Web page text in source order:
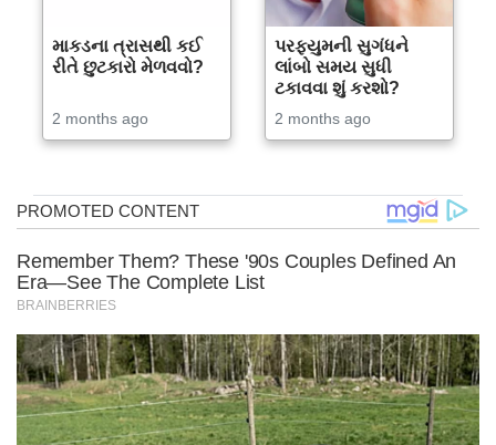
માકડના ત્રાસથી કઈ
રીતે છુટકારો મેળવવો?
2 months ago
પરફ્યુમની સુગંધને
લાંબો સમય સુધી
ટકાવવા શું કરશો?
2 months ago